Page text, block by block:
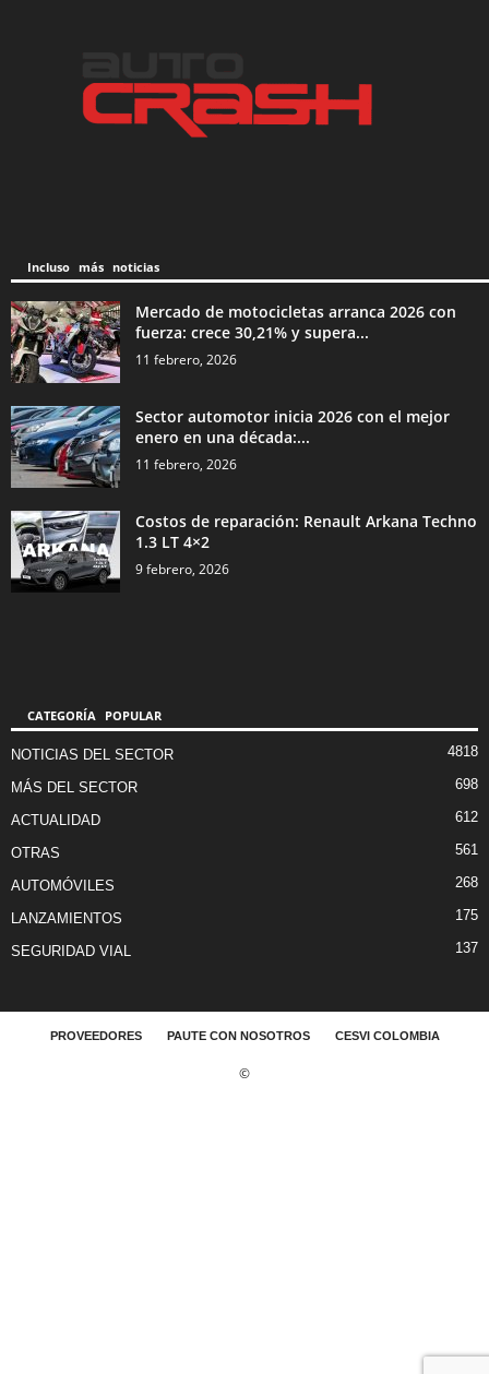
Incluso más noticias
Mercado de motocicletas arranca 2026 con
fuerza: crece 30,21% y supera...
11 febrero, 2026
Sector automotor inicia 2026 con el mejor
enero en una década:...
11 febrero, 2026
Costos de reparación: Renault Arkana Techno
1.3 LT 4×2
9 febrero, 2026
CATEGORÍA POPULAR
NOTICIAS DEL SECTOR 4818
MÁS DEL SECTOR 698
ACTUALIDAD 612
OTRAS 561
AUTOMÓVILES 268
LANZAMIENTOS 175
SEGURIDAD VIAL 137
PROVEEDORES PAUTE CON NOSOTROS CESVI COLOMBIA
©